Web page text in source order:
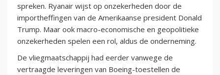
spreken. Ryanair wijst op onzekerheden door de
importheffingen van de Amerikaanse president Donald
Trump. Maar ook macro-economische en geopolitieke
onzekerheden spelen een rol, aldus de onderneming.
De vliegmaatschappij had eerder vanwege de
vertraagde leveringen van Boeing-toestellen de